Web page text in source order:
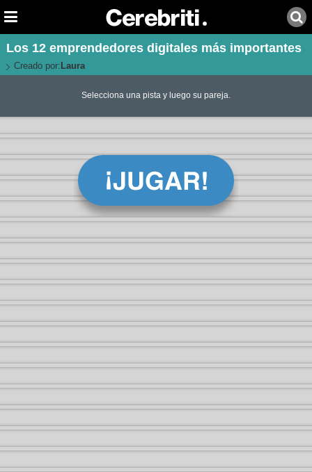
Los 12 emprendedores digitales más importantes
Creado por: Laura
Selecciona una pista y luego su pareja.